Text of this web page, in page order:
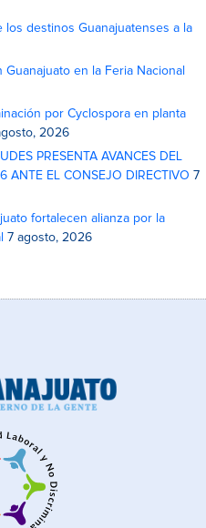
los destinos Guanajuatenses a la
en la Feria Nacional
por Cyclospora en planta
2026
PRESENTA AVANCES DEL
ANTE EL CONSEJO DIRECTIVO 7
fortalecen alianza por la
7 agosto, 2026